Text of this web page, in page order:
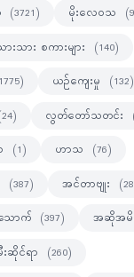
(3721) မိုးလေဝသ
သား စကားများ (140)
ယဉ်ကျေးမှု (132)
လွတ်တော်သတင်း
(1) ဟာသ (76)
(387) အင်တာဗျုး
ောက် (397) အဆိုအမိ
ဆိုင်ရာ (260)